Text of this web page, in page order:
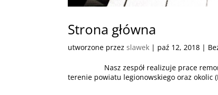
Strona główna
utworzone przezslawek | paź 12, 2018 |
Nasz zespół realizuje prace
terenie powiatu legionowskiego oraz okolic